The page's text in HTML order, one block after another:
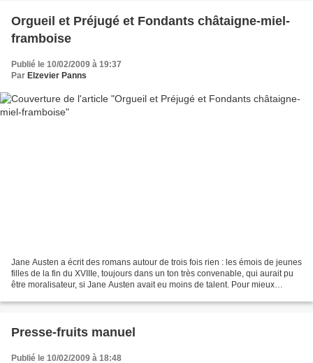
Orgueil et Préjugé et Fondants châtaigne-miel-
framboise
Publié le 10/02/2009 à 19:37
Par Elzevier Panns
Jane Austen a écrit des romans autour de trois fois rien : les émois de jeunes
filles de la fin du XVIIIe, toujours dans un ton très convenable, qui aurait pu
être moralisateur, si Jane Austen avait eu moins de talent. Pour mieux
Presse-fruits manuel
Publié le 10/02/2009 à 18:48